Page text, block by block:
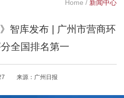
Home / 新闻中心
智库发布 | 广州市营商环
全国排名第一
来源：广州日报